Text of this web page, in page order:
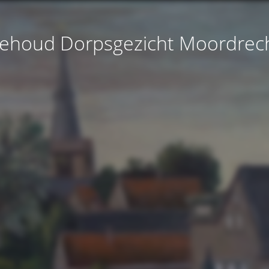
Dorpsgezicht